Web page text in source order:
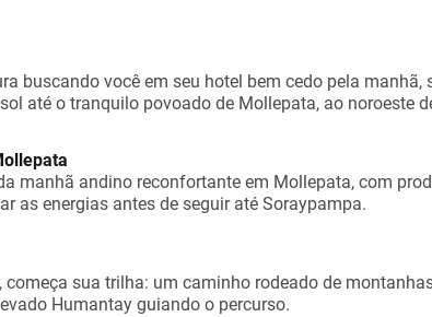
buscando você em seu hotel bem cedo pela manhã,
até o tranquilo povoado de Mollepata, ao noroeste
manhã andino reconfortante em Mollepata, com
as energias antes de seguir até Soraypampa.
começa sua trilha: um caminho rodeado de
Humantay guiando o percurso.